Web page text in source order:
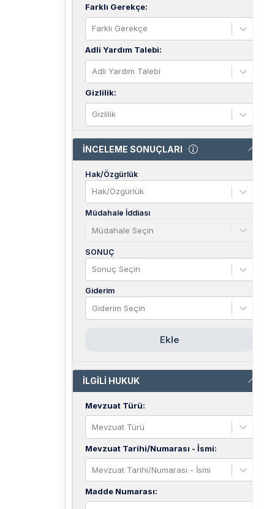
Farklı Gerekçe:
Farklı Gerekçe
Adli Yardım Talebi:
Adli Yardım Talebi
Gizlilik:
Gizlilik
İNCELEME SONUÇLARI
Hak/Özgürlük
Hak/Özgürlük
Müdahale İddiası
Müdahale Seçin
SONUÇ
Sonuç Seçin
Giderim
Giderim Seçin
Ekle
İLGİLİ HUKUK
Mevzuat Türü:
Mevzuat Türü
Mevzuat Tarihi/Numarası - İsmi:
Mevzuat Tarihi/Numarası - İsmi
Madde Numarası: